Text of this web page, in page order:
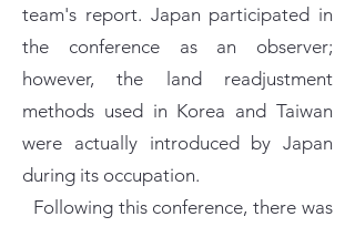
team's report. Japan participated in
the conference as an observer;
however, the land readjustment
methods used in Korea and Taiwan
were actually introduced by Japan
during its occupation.
Following this conference, there was